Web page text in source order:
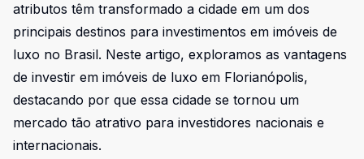
atributos têm transformado a cidade em um dos
principais destinos para investimentos em imóveis de
luxo no Brasil. Neste artigo, exploramos as vantagens
de investir em imóveis de luxo em Florianópolis,
destacando por que essa cidade se tornou um
mercado tão atrativo para investidores nacionais e
internacionais.